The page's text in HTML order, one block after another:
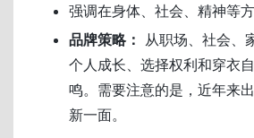
强调在身体、社会、精神等
品牌策略：
从职场、社会、
个人成长、选择权利和穿衣
鸣。需要注意的是，近年来
新一面。